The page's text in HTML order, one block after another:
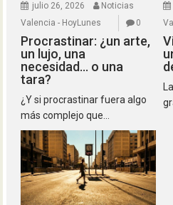
julio 26, 2026
Noticias
Valencia - HoyLunes
0
Procrastinar: ¿un arte,
un lujo, una
necesidad… o una
tara?
¿Y si procrastinar fuera algo
más complejo que...